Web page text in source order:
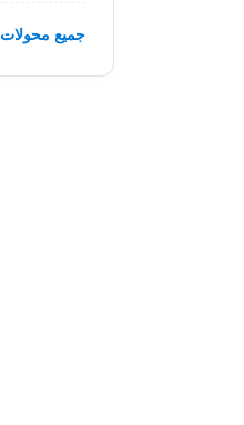
جميع محولات ODT →